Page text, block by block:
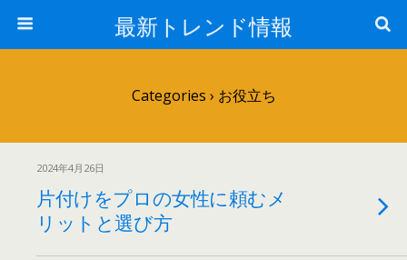
最新トレンド情報
Categories › お役立ち
2024年4月26日
片付けをプロの女性に頼むメ
リットと選び方